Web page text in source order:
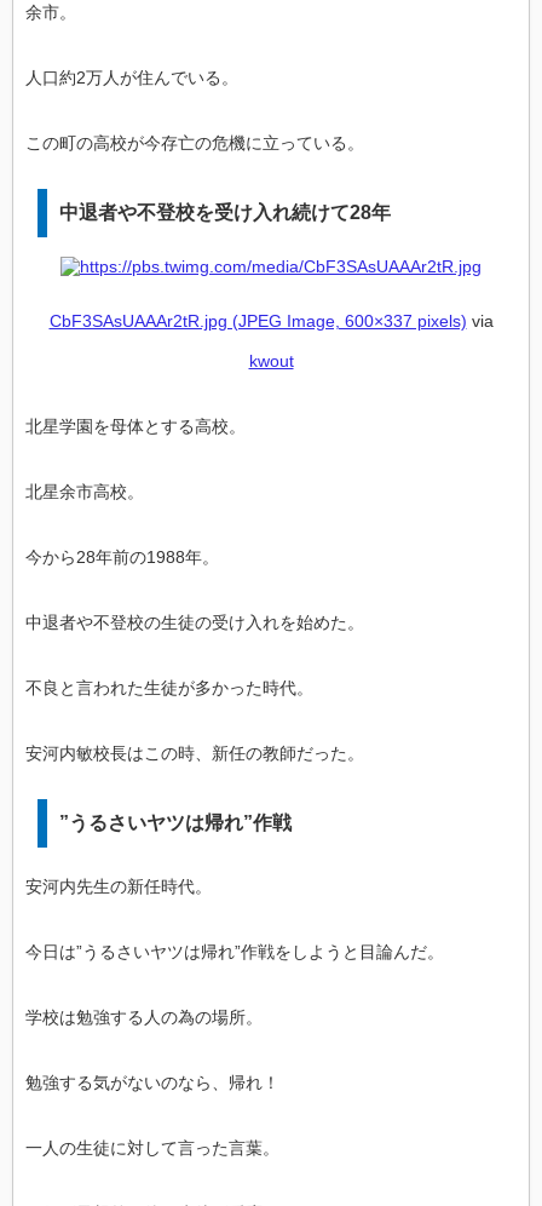
余市。
人口約2万人が住んでいる。
この町の高校が今存亡の危機に立っている。
中退者や不登校を受け入れ続けて28年
CbF3SAsUAAAr2tR.jpg (JPEG Image, 600×337 pixels) via
kwout
北星学園を母体とする高校。
北星余市高校。
今から28年前の1988年。
中退者や不登校の生徒の受け入れを始めた。
不良と言われた生徒が多かった時代。
安河内敏校長はこの時、新任の教師だった。
”うるさいヤツは帰れ”作戦
安河内先生の新任時代。
今日は”うるさいヤツは帰れ”作戦をしようと目論んだ。
学校は勉強する人の為の場所。
勉強する気がないのなら、帰れ！
一人の生徒に対して言った言葉。